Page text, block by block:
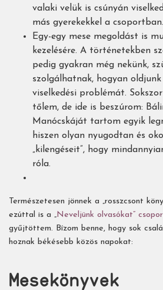
valaki velük is csúnyán
más gyerekekkel a csoportban.
Egy-egy mese megoldást is
kezelésére. A történetekben
pedig gyakran még nekünk,
szolgálhatnak, hogyan oldjunk
viselkedési problémát.
tőlem, de ide is beszúrom:
Manócskáját tartom egyik
hiszen olyan nyugodtan és
„kilengéseit”, hogy
róla.
Természetesen jönnek a „rosszcsont
ezúttal is a „Neveljünk olvasókat”
gyűjtöttem. Bízom benne, hogy sok
hoznak békésebb közös napokat:
Mesekönyvek